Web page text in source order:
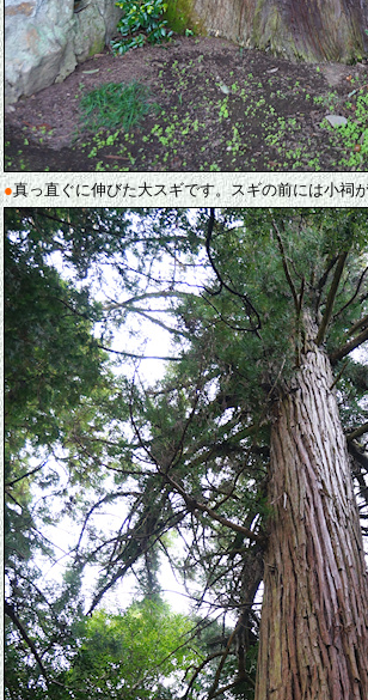
●真っ直ぐに伸びた大スギです。スギの前には小祠